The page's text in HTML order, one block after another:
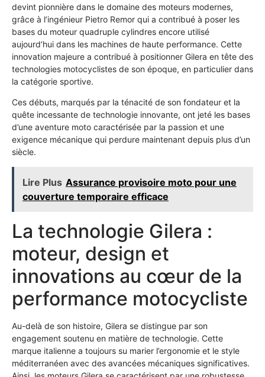
devint pionnière dans le domaine des moteurs modernes,
grâce à l’ingénieur Pietro Remor qui a contribué à poser les
bases du moteur quadruple cylindres encore utilisé
aujourd’hui dans les machines de haute performance. Cette
innovation majeure a contribué à positionner Gilera en tête des
technologies motocyclistes de son époque, en particulier dans
la catégorie sportive.
Ces débuts, marqués par la ténacité de son fondateur et la
quête incessante de technologie innovante, ont jeté les bases
d’une aventure moto caractérisée par la passion et une
exigence mécanique qui perdure maintenant depuis plus d’un
siècle.
Lire Plus Assurance provisoire moto pour une
couverture temporaire efficace
La technologie Gilera :
moteur, design et
innovations au cœur de la
performance motocycliste
Au-delà de son histoire, Gilera se distingue par son
engagement soutenu en matière de technologie. Cette
marque italienne a toujours su marier l’ergonomie et le style
méditerranéen avec des avancées mécaniques significatives.